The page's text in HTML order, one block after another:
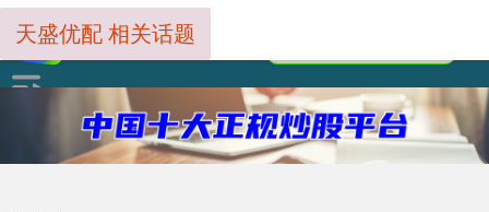
天盛优配 相关话题